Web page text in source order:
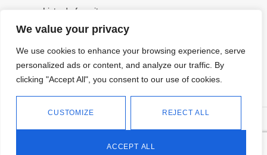
We value your privacy
We use cookies to enhance your browsing experience, serve
personalized ads or content, and analyze our traffic. By
clicking "Accept All", you consent to our use of cookies.
CUSTOMIZE REJECT ALL
ACCEPT ALL
Lista de favoritos
CONOCE NUESTRAS NOVEDADES,
OFERTAS...
2026.